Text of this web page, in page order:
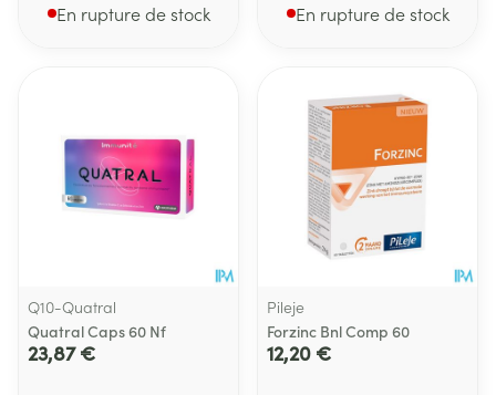
En rupture de stock En rupture de stock
Q10-Quatral
Quatral Caps 60 Nf
23,87 €
Pileje
Forzinc Bnl Comp 60
12,20 €